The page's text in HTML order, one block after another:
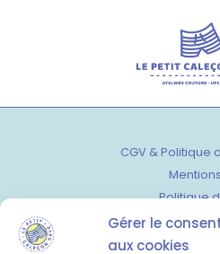
Gérer le
aux cookies
CGV & Politique
Politique